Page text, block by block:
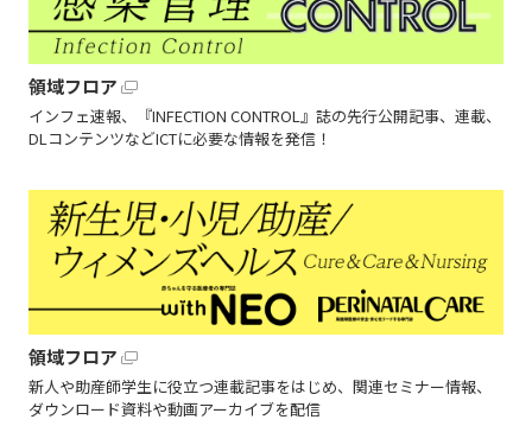
領域フロア
インフェ速報、『INFECTION CONTROL』誌の先行公開記事、連載、
DLコンテンツなどICTに必要な情報を発信！
領域フロア
新人や助産師学生に役立つ連載記事をはじめ、関連セミナー情報、
ダウンロード資料や動画アーカイブを配信